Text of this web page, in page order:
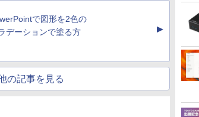
で図形を2色の
デーションで塗る方
▲
の記事を見る